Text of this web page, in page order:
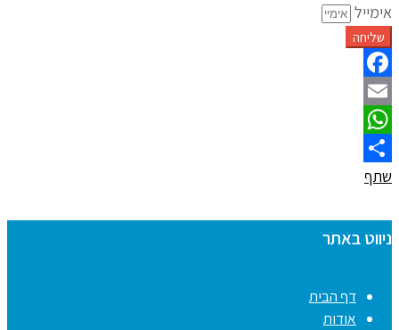
אימייל
שליחה
Facebook
Email
WhatsApp
שתף
ניווט באתר
דף הבית
אודות